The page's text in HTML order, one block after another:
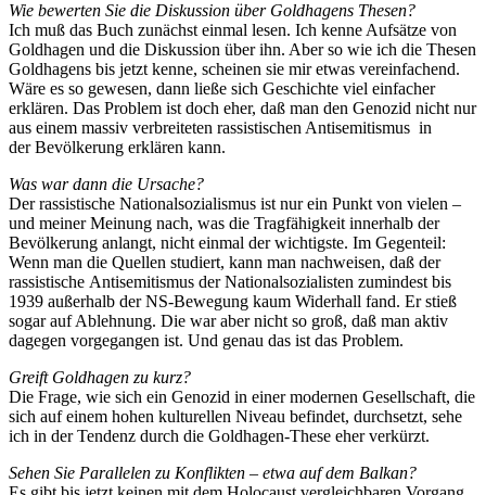
Wie bewerten Sie die Diskussion über Goldhagens Thesen?
Ich muß das Buch zunächst einmal lesen. Ich kenne Aufsätze von
Goldhagen und die Diskussion über ihn. Aber so wie ich die Thesen
Goldhagens bis jetzt kenne, scheinen sie mir etwas vereinfachend.
Wäre es so gewesen, dann ließe sich Geschichte viel einfacher
erklären. Das Problem ist doch eher, daß man den Genozid nicht nur
aus einem massiv verbreiteten rassistischen Antisemitismus in
der Bevölkerung erklären kann.
Was war dann die Ursache?
Der rassistische Nationalsozialismus ist nur ein Punkt von vielen –
und meiner Meinung nach, was die Tragfähigkeit innerhalb der
Bevölkerung anlangt, nicht einmal der wichtigste. Im Gegenteil:
Wenn man die Quellen studiert, kann man nachweisen, daß der
rassistische Antisemitismus der Nationalsozialisten zumindest bis
1939 außerhalb der NS-Bewegung kaum Widerhall fand. Er stieß
sogar auf Ablehnung. Die war aber nicht so groß, daß man aktiv
dagegen vorgegangen ist. Und genau das ist das Problem.
Greift Goldhagen zu kurz?
Die Frage, wie sich ein Genozid in einer modernen Gesellschaft, die
sich auf einem hohen kulturellen Niveau befindet, durchsetzt, sehe
ich in der Tendenz durch die Goldhagen-These eher verkürzt.
Sehen Sie Parallelen zu Konflikten – etwa auf dem Balkan?